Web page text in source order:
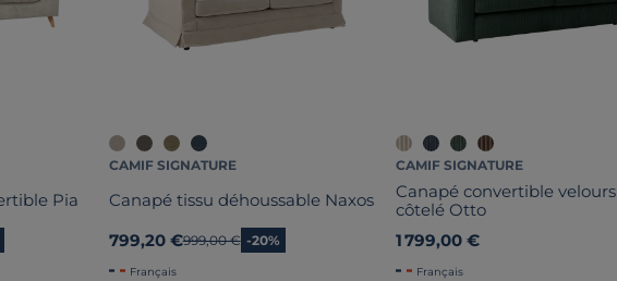
Pia
CAMIF SIGNATURE
Canapé tissu déhoussable Naxos
799,20 €Ancien prix
999,00 € -20%
Français
CAMIF SIGNATURE
Canapé convertible velours
côtelé Otto
1 799,00 €
Français